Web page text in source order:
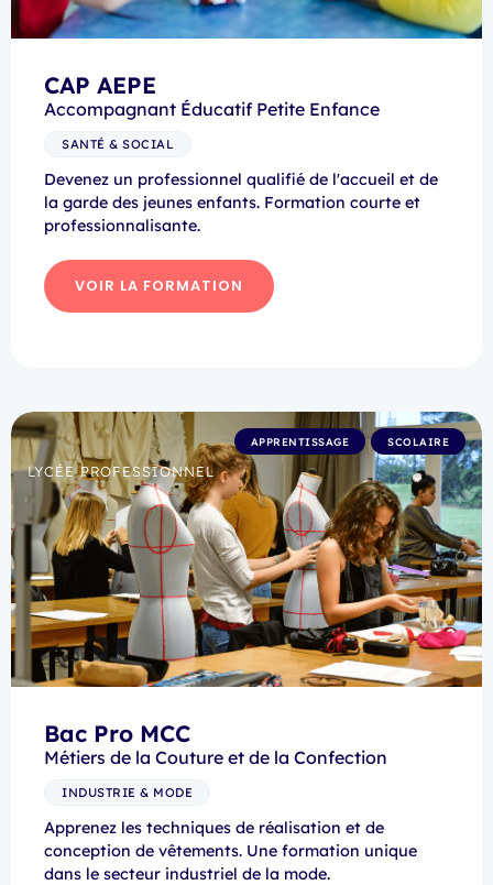
CAP AEPE
Accompagnant Éducatif Petite Enfance
SANTÉ & SOCIAL
Devenez un professionnel qualifié de l'accueil et de
la garde des jeunes enfants. Formation courte et
professionnalisante.
VOIR LA FORMATION
APPRENTISSAGE SCOLAIRE
LYCÉE PROFESSIONNEL
Bac Pro MCC
Métiers de la Couture et de la Confection
INDUSTRIE & MODE
Apprenez les techniques de réalisation et de
conception de vêtements. Une formation unique
dans le secteur industriel de la mode.